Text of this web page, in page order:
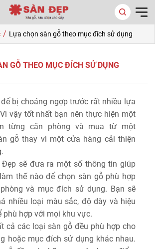
/ Lựa chọn sàn gỗ theo mục đích sử dụng
GỖ THEO MỤC ĐÍCH SỬ DỤNG
bị choáng ngợp trước rất nhiều lựa
vậy tốt nhất bạn nên thực hiện một
từng căn phòng và mua từ một
gỗ thay vì một cửa hàng cải thiện
Đẹp sẽ đưa ra một số thông tin giúp
thế nào để chọn sàn gỗ phù hợp
và mục đích sử dụng. Bạn sẽ
nhiều loại màu sắc, độ dày và hiệu
phù hợp với mọi khu vực.
cả các loại sàn gỗ đều phù hợp cho
hoặc mục đích sử dụng khác nhau.